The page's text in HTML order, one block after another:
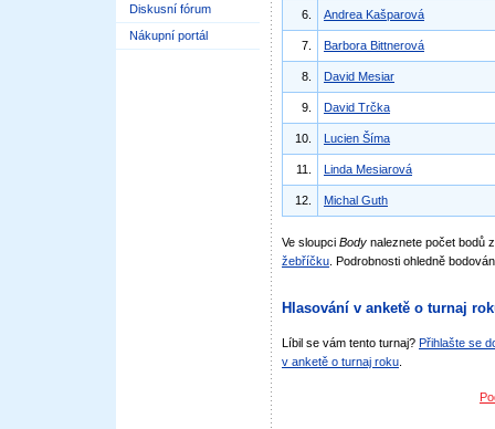
Diskusní fórum
Nákupní portál
6. Andrea Kašparová
7. Barbora Bittnerová
8. David Mesiar
9. David Trčka
10. Lucien Šíma
11. Linda Mesiarová
12. Michal Guth
Ve sloupci Body naleznete počet bodů
žebříčku . Podrobnosti ohledně
Hlasování v anketě o turnaj
Líbil se vám tento turnaj? Přihlašte se
v anketě o turnaj roku